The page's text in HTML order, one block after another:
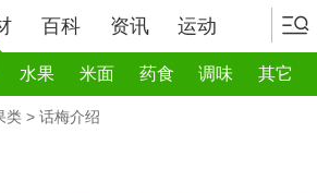
百科 资讯 运动
水果 米面 药食 调味 其它
类 > 话梅介绍